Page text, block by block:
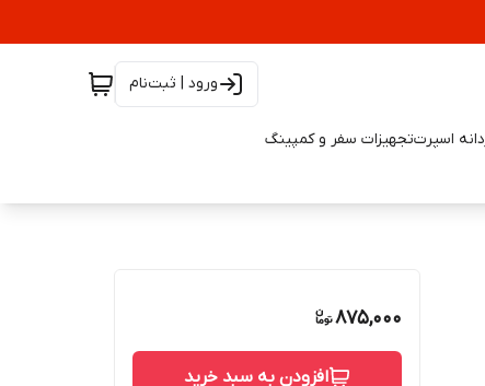
ورود | ثبت‌نام
اسپرتتجهیزات سفر و کمپینگ
875,000
افزودن به سبد خرید